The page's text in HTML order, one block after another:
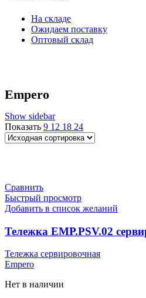
На складе
Ожидаем поставку
Оптовый склад
Empero
Show sidebar
Показать 9 12 18 24
Сравнить
Быстрый просмотр
Добавить в список желаний
Тележка EMP.PSV.02
Тележка сервировочная
Empero
Нет в наличии